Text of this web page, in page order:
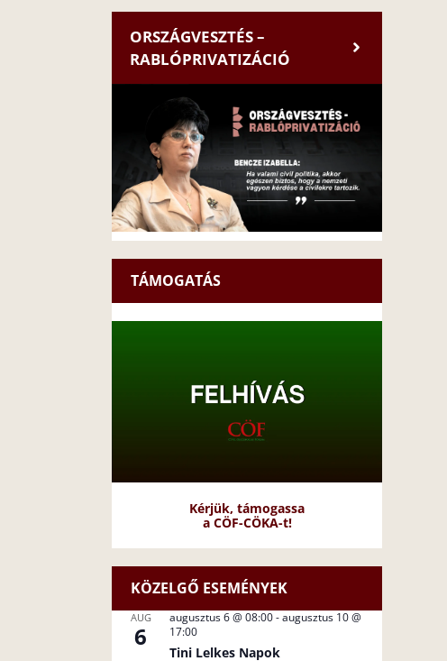
ORSZÁGVESZTÉS –
RABLÓPRIVATIZÁCIÓ
TÁMOGATÁS
Kérjük, támogassa
a CÖF-CÖKA-t!
KÖZELGŐ ESEMÉNYEK
AUG
6
augusztus 6 @ 08:00-augusztus 10 @
17:00
Tini Lelkes Napok